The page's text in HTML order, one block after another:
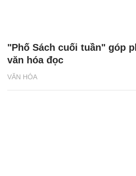
VĂN HÓA
"Phố Sách cuối tuần" góp
văn hóa đọc